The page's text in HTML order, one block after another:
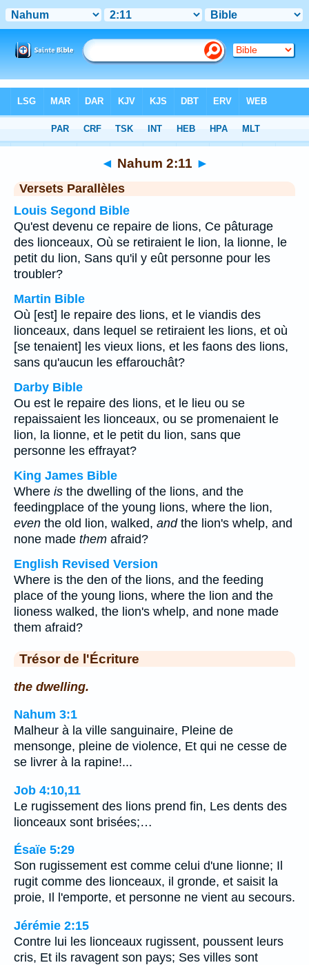
Chapitre 2> Verset 11
◄ Nahum 2:11 ►
Versets Parallèles
Louis Segond Bible
Qu'est devenu ce repaire de lions, Ce pâturage
des lionceaux, Où se retiraient le lion, la lionne, le
petit du lion, Sans qu'il y eût personne pour les
troubler?
Martin Bible
Où [est] le repaire des lions, et le viandis des
lionceaux, dans lequel se retiraient les lions, et où
[se tenaient] les vieux lions, et les faons des lions,
sans qu'aucun les effarouchât?
Darby Bible
Ou est le repaire des lions, et le lieu ou se
repaissaient les lionceaux, ou se promenaient le
lion, la lionne, et le petit du lion, sans que
personne les effrayat?
King James Bible
Where is the dwelling of the lions, and the
feedingplace of the young lions, where the lion,
even the old lion, walked, andthe lion's whelp, and
none made them afraid?
English Revised Version
Where is the den of the lions, and the feeding
place of the young lions, where the lion and the
lioness walked, the lion's whelp, and none made
them afraid?
Trésor de l'Écriture
the dwelling.
Nahum 3:1
Malheur à la ville sanguinaire, Pleine de
mensonge, pleine de violence, Et qui ne cesse de
se livrer à la rapine!...
Job 4:10,11
Le rugissement des lions prend fin, Les dents des
lionceaux sont brisées;…
Ésaïe 5:29
Son rugissement est comme celui d'une lionne; Il
rugit comme des lionceaux, il gronde, et saisit la
proie, Il l'emporte, et personne ne vient au secours.
Jérémie 2:15
Contre lui les lionceaux rugissent, poussent leurs
cris, Et ils ravagent son pays; Ses villes sont